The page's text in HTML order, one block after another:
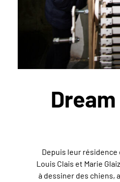
Depuis leur résidence
Louis Clais et Marie
à dessiner des chiens,